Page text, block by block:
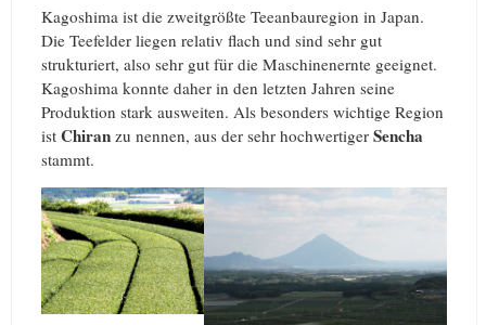
Kagoshima ist die zweitgrößte Teeanbauregion in Japan.
Die Teefelder liegen relativ flach und sind sehr gut
strukturiert, also sehr gut für die Maschinenernte geeignet.
Kagoshima konnte daher in den letzten Jahren seine
Produktion stark ausweiten. Als besonders wichtige Region
ist Chiran zu nennen, aus der sehr hochwertiger Sencha
stammt.